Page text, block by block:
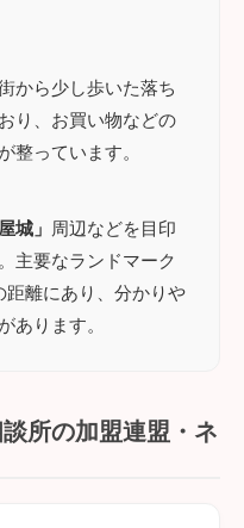
から少し歩いた落ち
り、お買い物などの
整っています。
城」 周辺などを目印
主要なランドマーク
離にあり、分かりや
あります。
所の加盟連盟・ネ